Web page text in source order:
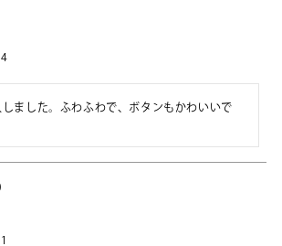
しました。ふわふわで、ボタンもかわいいで